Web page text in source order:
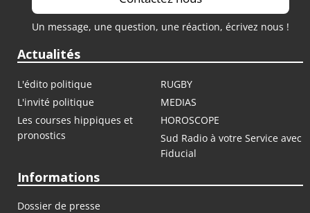
Un message, une question, une réaction, écrivez nous !
Actualités
L'édito politique
RUGBY
L'invité politique
MEDIAS
Les courses hippiques et
pronostics
HOROSCOPE
Sud Radio à votre Service avec
Fiducial
Informations
Dossier de presse